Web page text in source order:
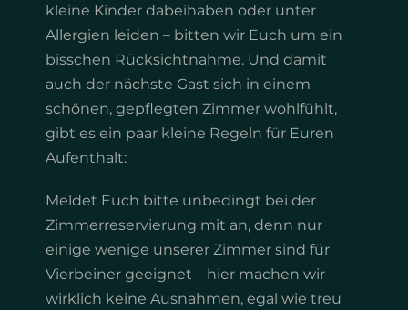
kleine Kinder dabeihaben oder unter
Allergien leiden – bitten wir Euch um ein
bisschen Rücksichtnahme. Und damit
auch der nächste Gast sich in einem
schönen, gepflegten Zimmer wohlfühlt,
gibt es ein paar kleine Regeln für Euren
Aufenthalt:
Meldet Euch bitte unbedingt bei der
Zimmerreservierung mit an, denn nur
einige wenige unserer Zimmer sind für
Vierbeiner geeignet – hier machen wir
wirklich keine Ausnahmen, egal wie treu